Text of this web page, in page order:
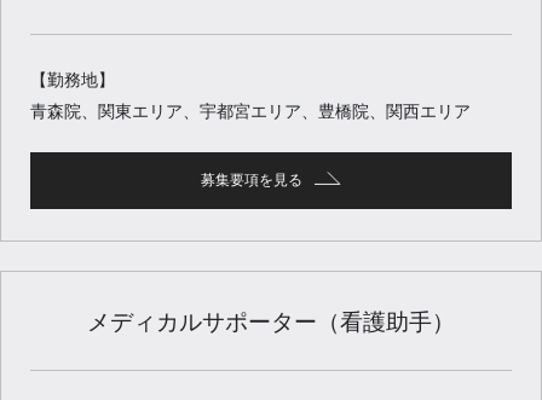
【勤務地】
青森院、関東エリア、宇都宮エリア、豊橋院、関西エリア
募集要項を見る
メディカルサポーター（看護助手）